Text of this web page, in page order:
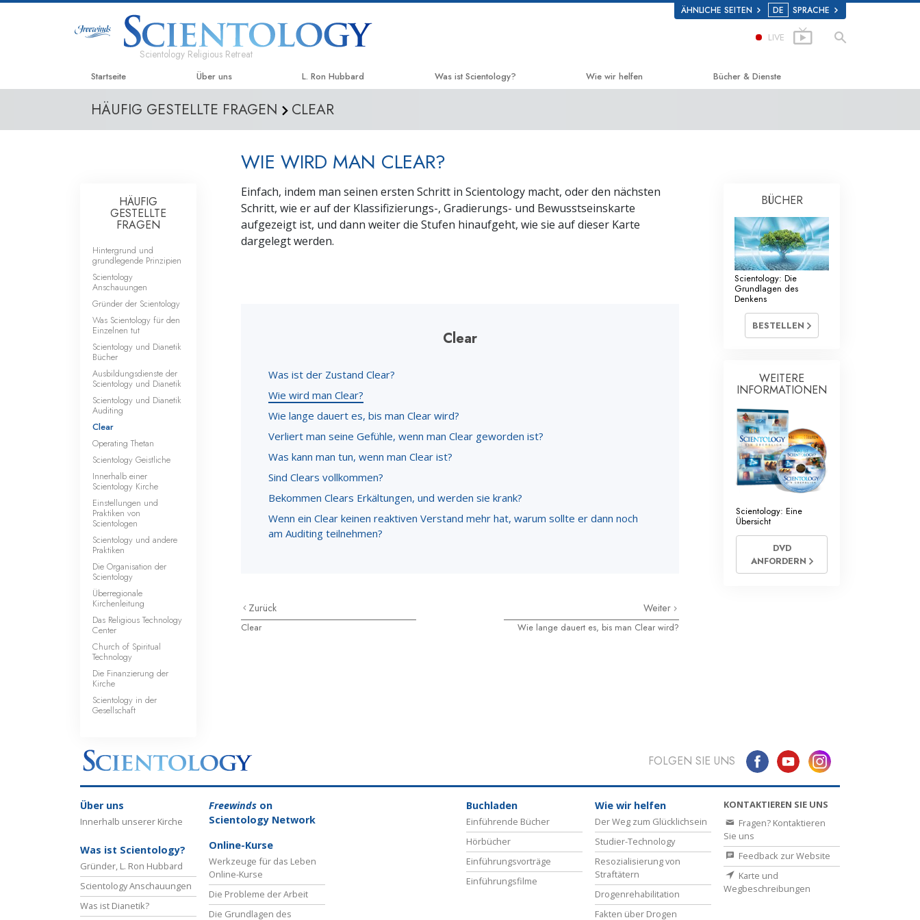
ÄHNLICHE SEITEN DE SPRACHE
Scientology Religious Retreat
LIVE
Startseite Über uns L. Ron Hubbard Was ist Scientology?
Lernen Sie einen Scientologen kennen
Wie wir helfen
Narconon
Fakten über Drogen
Bücher & Dienste
Einführungsfilme
Einführende Dienste
HÄUFIG GESTELLTE FRAGEN CLEAR
WIE WIRD MAN CLEAR?
Einfach, indem man seinen ersten Schritt in Scientology macht, oder den nächsten
Schritt, wie er auf der Klassifizierungs-, Gradierungs- und Bewusstseinskarte
aufgezeigt ist, und dann weiter die Stufen hinaufgeht, wie sie auf dieser Karte
dargelegt werden.
Clear
Was ist der Zustand Clear?
Wie wird man Clear?
Wie lange dauert es, bis man Clear wird?
Verliert man seine Gefühle, wenn man Clear geworden ist?
Was kann man tun, wenn man Clear ist?
Sind Clears vollkommen?
Bekommen Clears Erkältungen, und werden sie krank?
Wenn ein Clear keinen reaktiven Verstand mehr hat, warum sollte er dann noch
am Auditing teilnehmen?
Zurück
Clear
Weiter
Wie lange dauert es, bis man Clear wird?
HÄUFIG
GESTELLTE
FRAGEN
Hintergrund und
grundlegende Prinzipien
Scientology
Anschauungen
Gründer der Scientology
Was Scientology für den
Einzelnen tut
Scientology und Dianetik
Bücher
Ausbildungsdienste der
Scientology und Dianetik
Scientology und Dianetik
Auditing
Clear
Operating Thetan
Scientology Geistliche
Innerhalb einer
Scientology Kirche
Einstellungen und
Praktiken von
Scientologen
Scientology und andere
Praktiken
Die Organisation der
Scientology
Überregionale
Kirchenleitung
Das Religious Technology
Center
Church of Spiritual
Technology
Die Finanzierung der
Kirche
Scientology in der
Gesellschaft
BÜCHER
Scientology: Die
Grundlagen des
Denkens
BESTELLEN
WEITERE
INFORMATIONEN
Scientology: Eine
Übersicht
DVD
ANFORDERN
FOLGEN SIE UNS
Über uns
Innerhalb unserer Kirche
Was ist Scientology?
Gründer, L. Ron Hubbard
Scientology Anschauungen
Was ist Dianetik?
Freewinds on
Scientology Network
Online-Kurse
Werkzeuge für das Leben
Online-Kurse
Die Probleme der Arbeit
Die Grundlagen des
Buchladen
Einführende Bücher
Hörbücher
Einführungsvorträge
Einführungsfilme
Wie wir helfen
Der Weg zum Glücklichsein
Studier-Technology
Resozialisierung von
Straftätern
Drogenrehabilitation
Fakten über Drogen
KONTAKTIEREN SIE UNS
Fragen? Kontaktieren
Sie uns
Feedback zur Website
Karte und
Wegbeschreibungen